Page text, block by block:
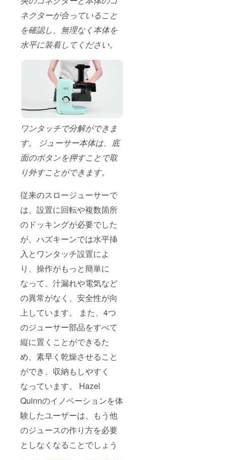
ネクターが合っていること
を確認し、無理なく本体を
水平に装着してください。
ワンタッチで分解ができま
す。 ジューサー本体は、底
面のボタンを押すことで取
り外すことができます。
従来のスロージューサーで
は、設置に回転や複数箇所
のドッキングが必要でした
が、ハズキーンでは水平挿
入とワンタッチ設置によ
り、操作がもっと簡単に
なって、汁漏れや電気など
の異常がなく、安全性が向
上しています。 また、4つ
のジューサー部品をすべて
縦に置くことができるた
め、素早く乾燥させること
ができ、収納もしやすく
なっています。 Hazel
Quinnのイノベーションを体
験したユーザーは、もう他
のジュースの作り方を必要
としなくなることでしょう